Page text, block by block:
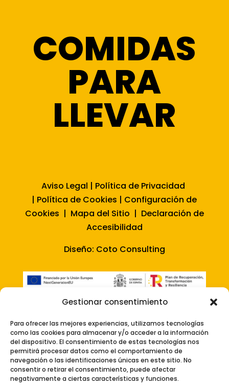
Gestionar consentimiento
Para ofrecer las mejores experiencias, utilizamos tecnologías
como las cookies para almacenar y/o acceder a la información
del dispositivo. El consentimiento de estas tecnologías nos
permitirá procesar datos como el comportamiento de
navegación o las identificaciones únicas en este sitio. No
consentir o retirar el consentimiento, puede afectar
negativamente a ciertas características y funciones.
COMIDAS
PARA
LLEVAR
Aviso Legal | Política de Privacidad
| Política de Cookies | Configuración de
Cookies | Mapa del Sitio | Declaración de
Accesibilidad
Diseño: Coto Consulting